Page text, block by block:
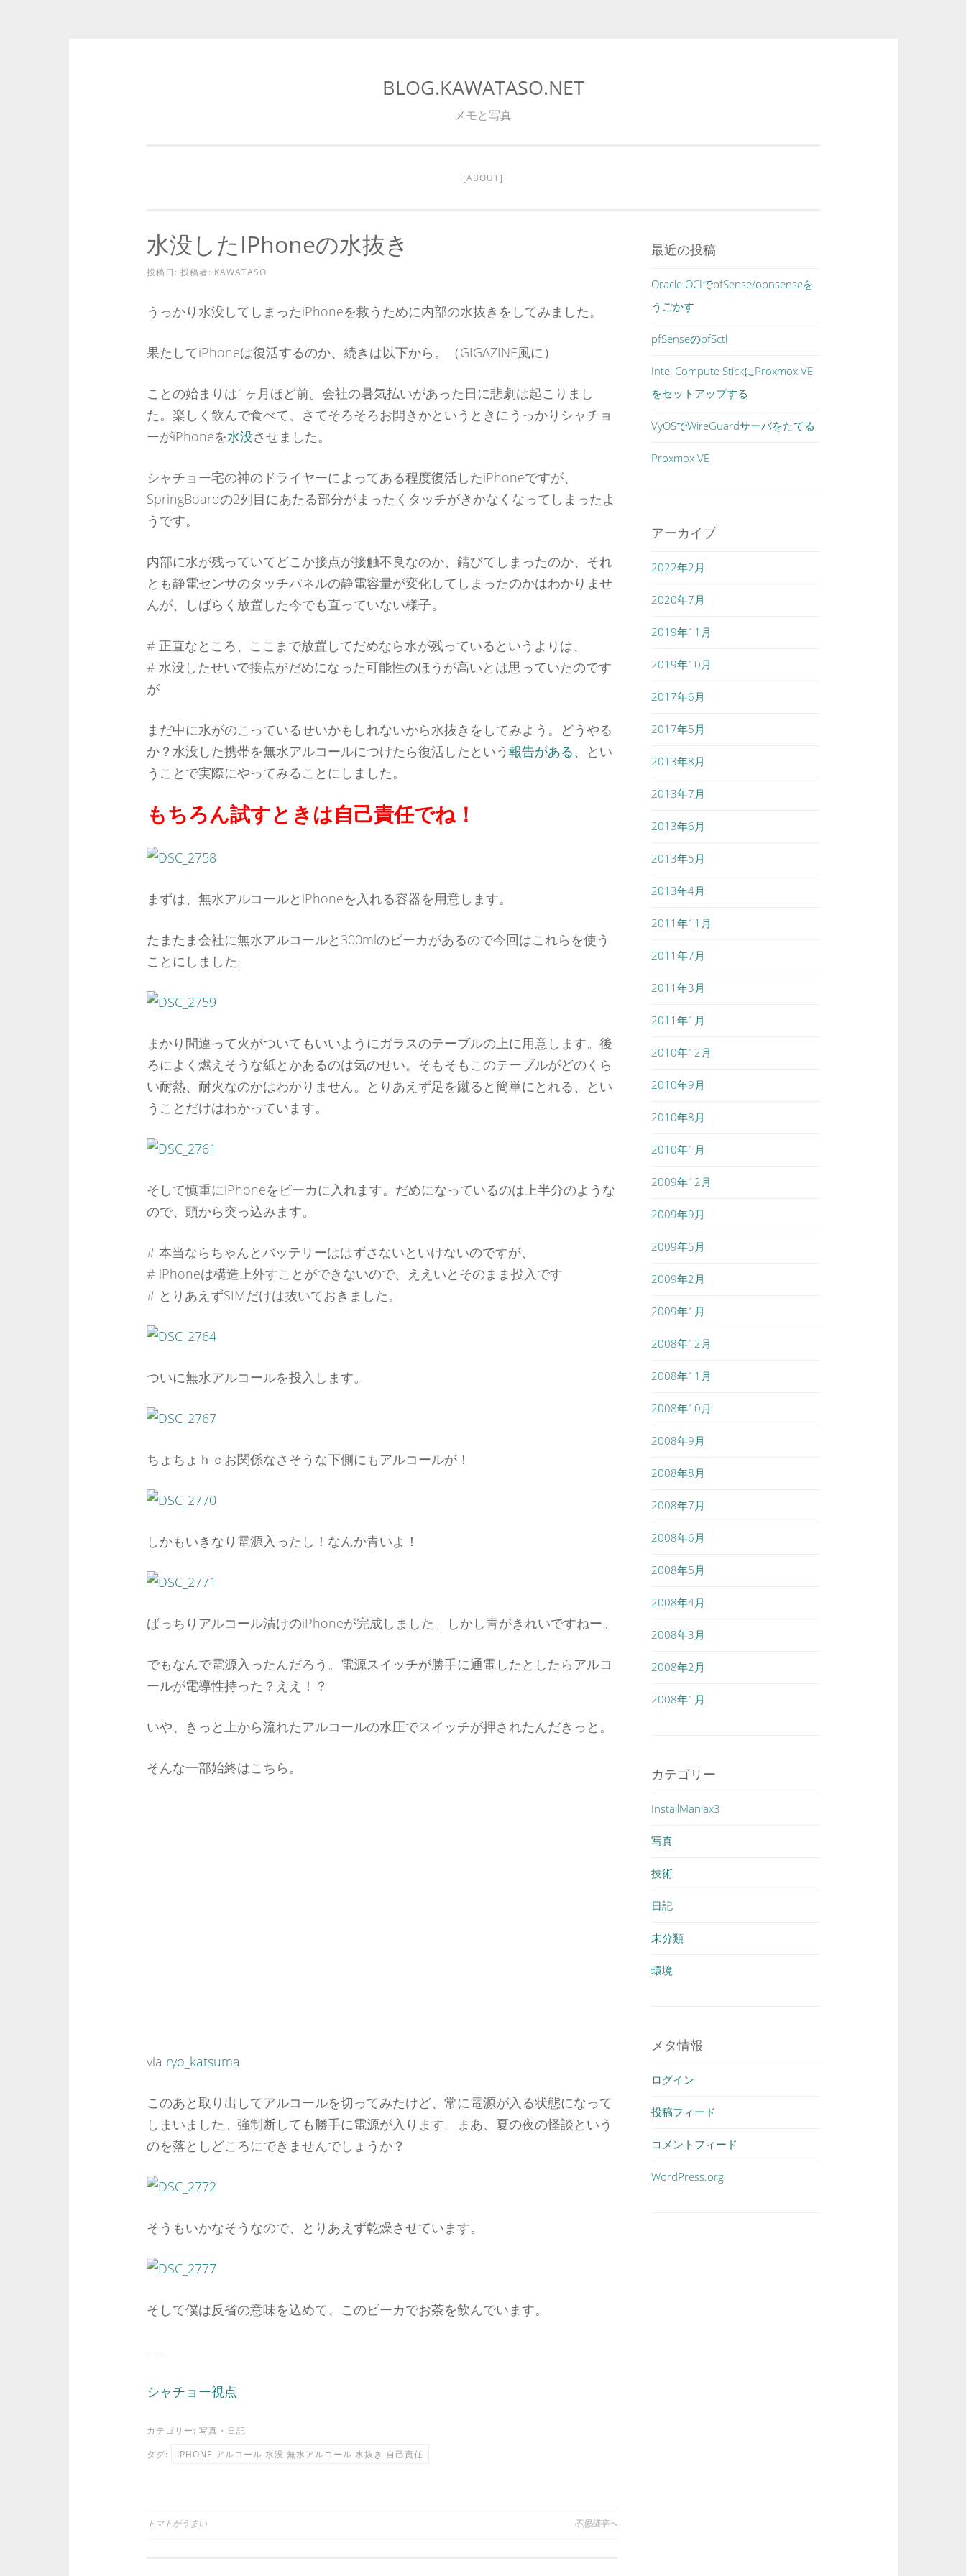
ッ
BLOG.KAWATASO.NET
メモと写真
[ABOUT]
水没したiPhoneの水抜き
投稿日: 投稿者: KAWATASO
うっかり水没してしまったiPhoneを救うために内部の水抜きをしてみました。
果たしてiPhoneは復活するのか、続きは以下から。（GIGAZINE風に）
ことの始まりは1ヶ月ほど前。会社の暑気払いがあった日に悲劇は起こりまし
た。楽しく飲んで食べて、さてそろそろお開きかというときにうっかりシャチョ
ーがiPhoneを水没させました。
シャチョー宅の神のドライヤーによってある程度復活したiPhoneですが、
SpringBoardの2列目にあたる部分がまったくタッチがきかなくなってしまったよ
うです。
内部に水が残っていてどこか接点が接触不良なのか、錆びてしまったのか、それ
とも静電センサのタッチパネルの静電容量が変化してしまったのかはわかりませ
んが、しばらく放置した今でも直っていない様子。
# 正直なところ、ここまで放置してだめなら水が残っているというよりは、
# 水没したせいで接点がだめになった可能性のほうが高いとは思っていたのです
が
まだ中に水がのこっているせいかもしれないから水抜きをしてみよう。どうやる
か？水没した携帯を無水アルコールにつけたら復活したという報告がある、とい
うことで実際にやってみることにしました。
もちろん試すときは自己責任でね！
まずは、無水アルコールとiPhoneを入れる容器を用意します。
たまたま会社に無水アルコールと300mlのビーカがあるので今回はこれらを使う
ことにしました。
まかり間違って火がついてもいいようにガラスのテーブルの上に用意します。後
ろによく燃えそうな紙とかあるのは気のせい。そもそもこのテーブルがどのくら
い耐熱、耐火なのかはわかりません。とりあえず足を蹴ると簡単にとれる、とい
うことだけはわかっています。
そして慎重にiPhoneをビーカに入れます。だめになっているのは上半分のような
ので、頭から突っ込みます。
# 本当ならちゃんとバッテリーははずさないといけないのですが、
# iPhoneは構造上外すことができないので、ええいとそのまま投入です
# とりあえずSIMだけは抜いておきました。
ついに無水アルコールを投入します。
ちょちょｈｃお関係なさそうな下側にもアルコールが！
しかもいきなり電源入ったし！なんか青いよ！
ばっちりアルコール漬けのiPhoneが完成しました。しかし青がきれいですねー。
でもなんで電源入ったんだろう。電源スイッチが勝手に通電したとしたらアルコ
ールが電導性持った？ええ！？
いや、きっと上から流れたアルコールの水圧でスイッチが押されたんだきっと。
そんな一部始終はこちら。
via ryo_katsuma
このあと取り出してアルコールを切ってみたけど、常に電源が入る状態になって
しまいました。強制断しても勝手に電源が入ります。まあ、夏の夜の怪談という
のを落としどころにできませんでしょうか？
そうもいかなそうなので、とりあえず乾燥させています。
そして僕は反省の意味を込めて、このビーカでお茶を飲んでいます。
—-
シャチョー視点
カテゴリー: 写真 ・ 日記
タグ:
IPHONE アルコール 水没 無水アルコール 水抜き 自己責任
投
トマトがうまい 不思議亭へ
最近の投稿
Oracle OCIでpfSense/opnsenseを
うごかす
pfSenseのpfSctl
Intel Compute StickにProxmox VE
をセットアップする
VyOSでWireGuardサーバをたてる
Proxmox VE
アーカイブ
2022年2月
2020年7月
2019年11月
2019年10月
2017年6月
2017年5月
2013年8月
2013年7月
2013年6月
2013年5月
2013年4月
2011年11月
2011年7月
2011年3月
2011年1月
2010年12月
2010年9月
2010年8月
2010年1月
2009年12月
2009年9月
2009年5月
2009年2月
2009年1月
2008年12月
2008年11月
2008年10月
2008年9月
2008年8月
2008年7月
2008年6月
2008年5月
2008年4月
2008年3月
2008年2月
2008年1月
カテゴリー
InstallManiax3
写真
技術
日記
未分類
環境
メタ情報
ログイン
投稿フィード
コメントフィード
WordPress.org